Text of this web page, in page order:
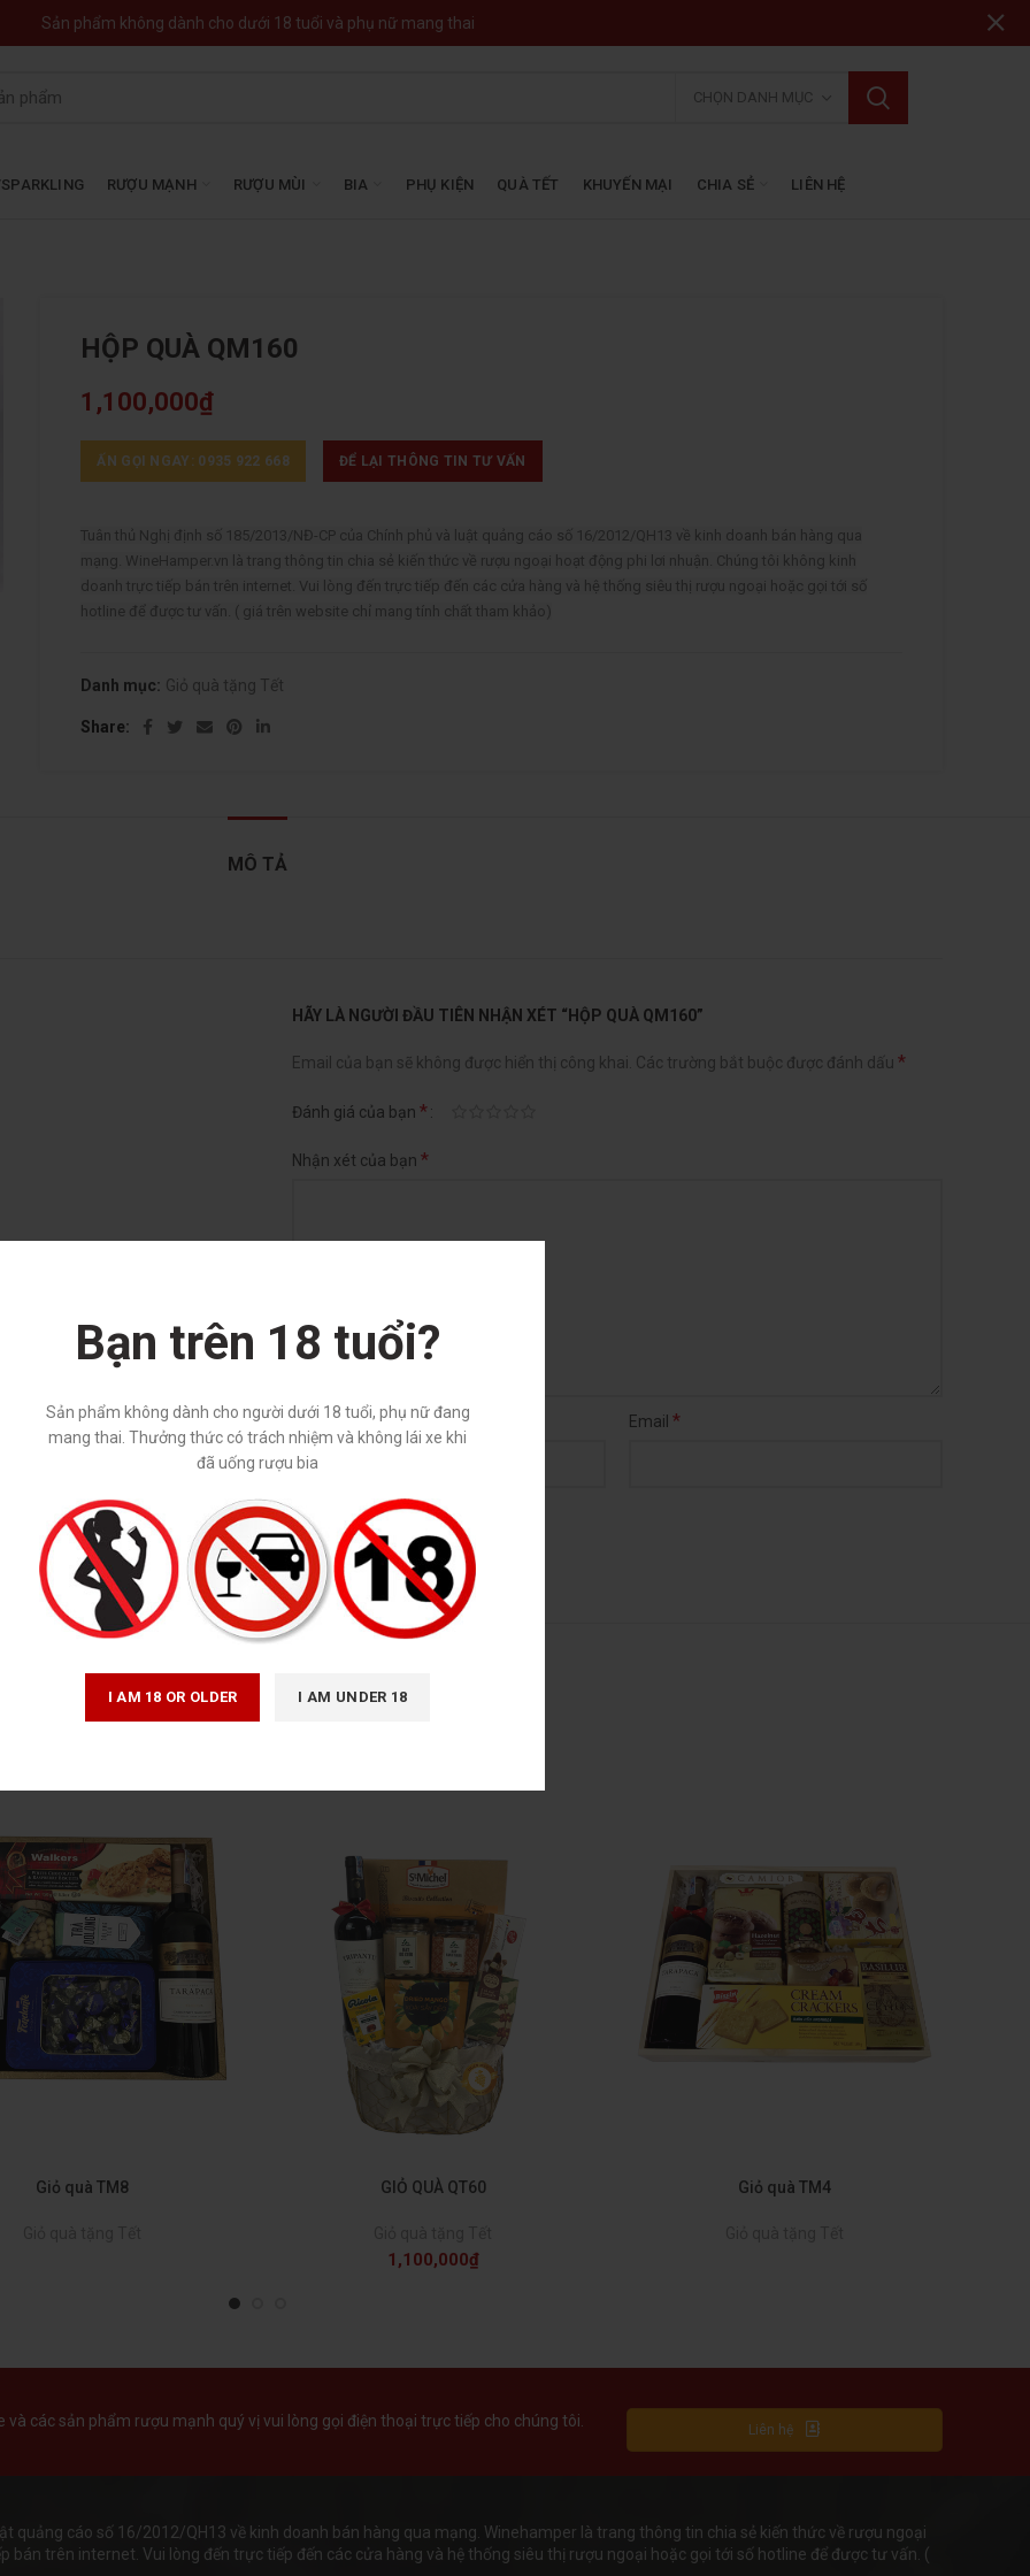
Bạn trên 18 tuổi?
Sản phẩm không dành cho người dưới 18 tuổi, phụ nữ đang
mang thai. Thưởng thức có trách nhiệm và không lái xe khi
đã uống rượu bia
I AM 18 OR OLDER I AM UNDER 18
CHỌN DANH MỤC
RƯỢU MẠNH RƯỢU MÙI BIA PHỤ KIỆN QUÀ TẾT KHUYẾN MẠI CHIA SẺ LIÊN HỆ
HỘP QUÀ QM160
1,100,000₫
ẤN GỌI NGAY: 0935 922 668 ĐỂ LẠI THÔNG TIN TƯ VẤN
Tuân thủ Nghị định số 185/2013/NĐ-CP của Chính phủ và luật quảng cáo số 16/2012/QH13 về kinh doanh bán hàng qua
mạng. WineHamper.vn là trang thông tin chia sẻ kiến thức về rượu ngoại hoạt động phi lơi nhuận. Chúng tôi không kinh
doanh trực tiếp bán trên internet. Vui lòng đến trực tiếp đến các cửa hàng và hệ thống siêu thị rượu ngoại hoặc gọi tới số
hotline để được tư vấn. ( giá trên website chỉ mang tính chất tham khảo)
Danh mục: Giỏ quà tặng Tết
Share
MÔ TẢ
HÃY LÀ NGƯỜI ĐẦU TIÊN NHẬN XÉT “HỘP QUÀ QM160”
Email của bạn sẽ không được hiển thị công khai. Các trường bắt buộc được đánh dấu *
Đánh giá của bạn *
Nhận xét của bạn *
Tên * Email *
Giỏ quà TM8 GIỎ QUÀ QT60
1,100,000₫
Giỏ quà TM4
các sản phẩm rượu mạnh quý vị vui lòng gọi điện thoại trực tiếp cho chúng tôi. Liên hệ
quảng cáo số 16/2012/QH13 về kinh doanh bán hàng qua mạng. Winehamper là trang thông tin chia sẻ kiến thức về rượu ngoại
bán trên internet. Vui lòng đến trực tiếp đến các cửa hàng và hệ thống siêu thị rượu ngoại hoặc gọi tới số hotline để được tư vấn. (
Sản phẩm không dành cho dưới 18 tuổi và phụ nữ mang thai